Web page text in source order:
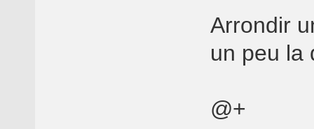
Arrondir
un peu la
@+